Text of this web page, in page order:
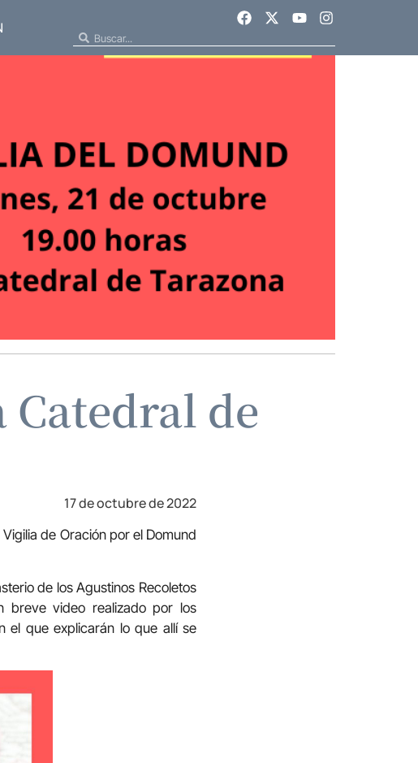
de
17 de octubre de 2022
de Oración por el Domund
de los Agustinos Recoletos
breve video realizado por los
el que explicarán lo que allí se